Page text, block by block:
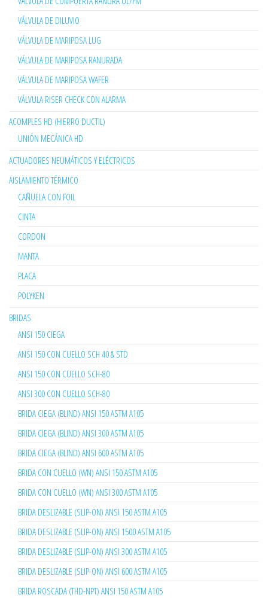
VÁLVULA DE DILUVIO
VÁLVULA DE MARIPOSA LUG
VÁLVULA DE MARIPOSA RANURADA
VÁLVULA DE MARIPOSA WAFER
VÁLVULA RISER CHECK CON ALARMA
ACOMPLES HD (HIERRO DUCTIL)
UNIÓN MECÁNICA HD
ACTUADORES NEUMÁTICOS Y ELÉCTRICOS
AISLAMIENTO TÉRMICO
CAÑUELA CON FOIL
CINTA
CORDON
MANTA
PLACA
POLYKEN
BRIDAS
ANSI 150 CIEGA
ANSI 150 CON CUELLO SCH 40 & STD
ANSI 150 CON CUELLO SCH-80
ANSI 300 CON CUELLO SCH-80
BRIDA CIEGA (BLIND) ANSI 150 ASTM A105
BRIDA CIEGA (BLIND) ANSI 300 ASTM A105
BRIDA CIEGA (BLIND) ANSI 600 ASTM A105
BRIDA CON CUELLO (WN) ANSI 150 ASTM A105
BRIDA CON CUELLO (WN) ANSI 300 ASTM A105
BRIDA DESLIZABLE (SLIP-ON) ANSI 150 ASTM A105
BRIDA DESLIZABLE (SLIP-ON) ANSI 1500 ASTM A105
BRIDA DESLIZABLE (SLIP-ON) ANSI 300 ASTM A105
BRIDA DESLIZABLE (SLIP-ON) ANSI 600 ASTM A105
BRIDA ROSCADA (THD-NPT) ANSI 150 ASTM A105